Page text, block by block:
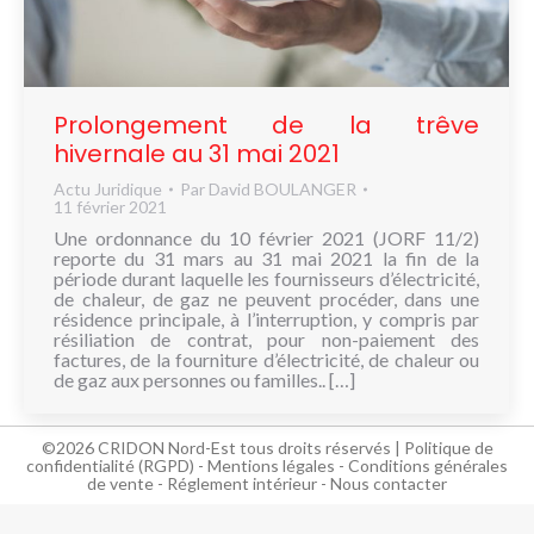
NOUS
CONNAÎTRE
CONTACT
Prolongement de la trêve
hivernale au 31 mai 2021
Actu Juridique Par David BOULANGER
11 février 2021
Une ordonnance du 10 février 2021 (JORF 11/2)
reporte du 31 mars au 31 mai 2021 la fin de la
période durant laquelle les fournisseurs d’électricité,
de chaleur, de gaz ne peuvent procéder, dans une
résidence principale, à l’interruption, y compris par
résiliation de contrat, pour non-paiement des
factures, de la fourniture d’électricité, de chaleur ou
de gaz aux personnes ou familles.. […]
©2026 CRIDON Nord-Est tous droits réservés | Politique de
confidentialité (RGPD) - Mentions légales - Conditions générales
de vente - Réglement intérieur - Nous contacter